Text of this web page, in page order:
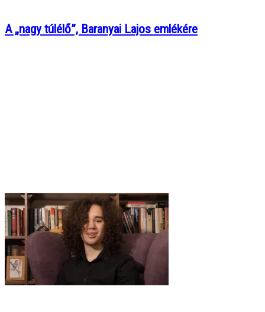
A „nagy túlélő”, Baranyai Lajos emlékére